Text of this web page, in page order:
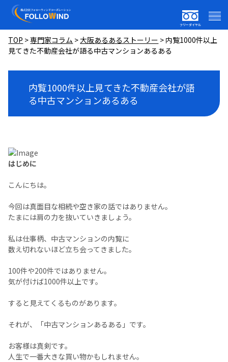
フリーダイヤル
TOP >専門家コラム >大阪あるあるストーリー > 内覧1000件以上
見てきた不動産会社が語る中古マンションあるある
内覧1000件以上見てきた不動産会社が語
る中古マンションあるある
はじめに
こんにちは。
今回は真面目な相続や空き家の話ではありません。
たまには肩の力を抜いていきましょう。
私は仕事柄、中古マンションの内覧に
数え切れないほど立ち会ってきました。
100件や200件ではありません。
気が付けば1000件以上です。
すると見えてくるものがあります。
それが、「中古マンションあるある」です。
お客様は真剣です。
人生で一番大きな買い物かもしれません。